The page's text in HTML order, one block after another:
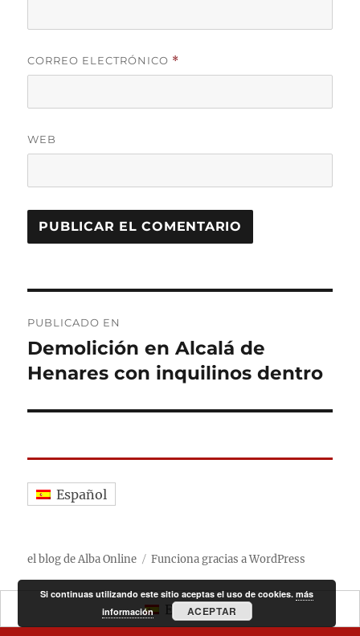
CORREO ELECTRÓNICO *
WEB
de
entradas
PUBLICADO EN
Demolición en Alcalá de
Henares con inquilinos dentro
Español
el blog de Alba Online Funciona gracias a WordPress
Español
Si continuas utilizando este sitio aceptas el uso de cookies.más
información
ACEPTAR